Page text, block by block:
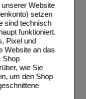
Website
setzen
sind technisch
funktioniert.
Pixel und
Website an das
Shop
wie Sie
um den Shop